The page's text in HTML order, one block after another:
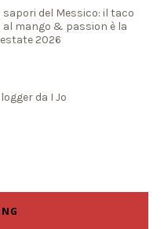
del Messico: il taco
mango & passion è la
2026
da I Jo